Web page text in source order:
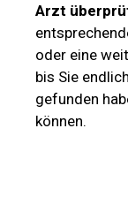
Arzt
oder eine
bis Sie
gefunden
können.